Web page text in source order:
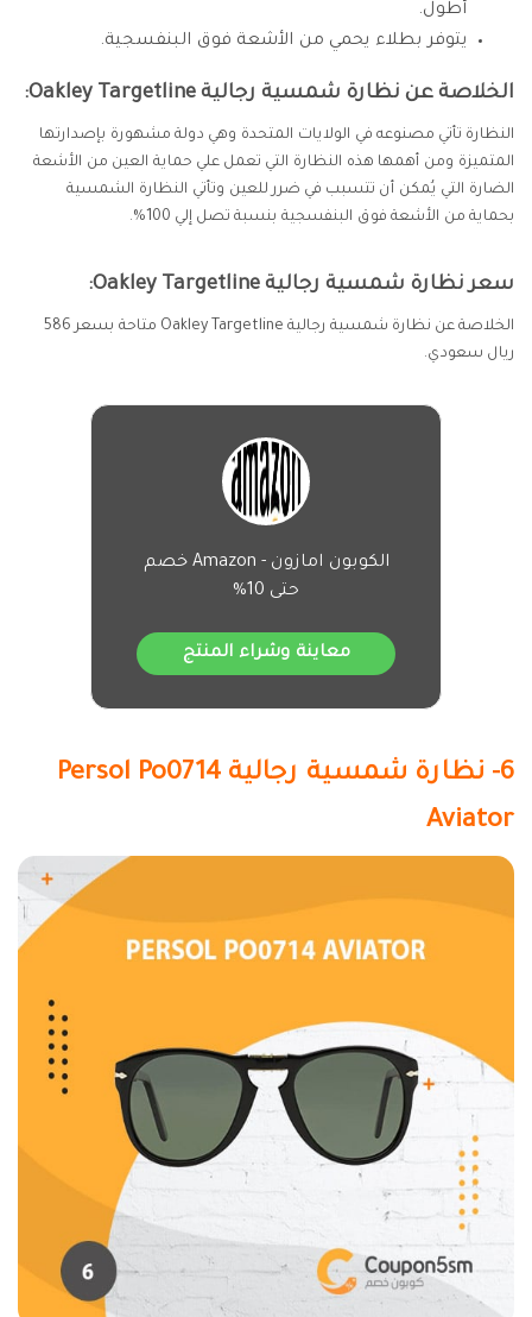
أطول.
يتوفر بطلاء يحمي من الأشعة فوق البنفسجية.
الخلاصة عن نظارة شمسية رجالية Oakley Targetline:
النظارة تأتي مصنوعه في الولايات المتحدة وهي دولة مشهورة بإصدارتها
المتميزة ومن أهمها هذه النظارة التي تعمل علي حماية العين من الأشعة
الضارة التي يُمكن أن تتسبب في ضرر للعين وتأتي النظارة الشمسية
بحماية من الأشعة فوق البنفسجية بنسبة تصل إلي 100%.
سعر نظارة شمسية رجالية Oakley Targetline:
الخلاصة عن نظارة شمسية رجالية Oakley Targetline متاحة بسعر 586
ريال سعودي.
الكوبون امازون - Amazon خصم
حتى 10%
معاينة وشراء المنتج
6- نظارة شمسية رجالية Persol Po0714
Aviator